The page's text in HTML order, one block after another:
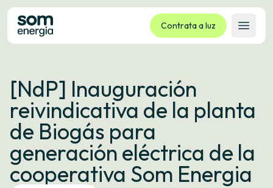
Contrata a luz
Abrir
Tarifas
Servizos
Empresas
La cooperativa
Contacto
Trámites
[NdP] Inauguración
reivindicativa de la planta
de Biogás para
generación eléctrica de la
cooperativa Som Energia